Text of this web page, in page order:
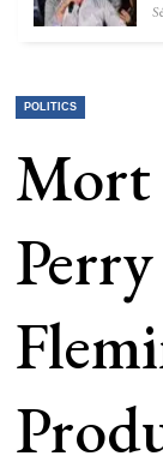
POLITICS
Mort